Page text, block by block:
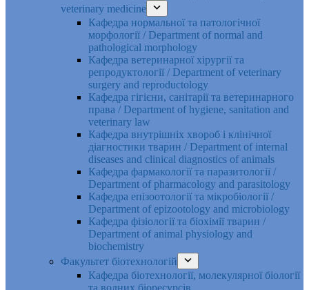
veterinary medicine
Кафедра нормальної та патологічної
морфології / Department of normal and
pathological morphology
Кафедра ветеринарної хірургії та
репродуктології / Department of veterinary
surgery and reproductology
Кафедра гігієни, санітарії та ветеринарного
права / Department of hygiene, sanitation and
veterinary law
Кафедра внутрішніх хвороб і клінічної
діагностики тварин / Department of internal
diseases and clinical diagnostics of animals
Кафедра фармакології та паразитології /
Department of pharmacology and parasitology
Кафедра епізоотології та мікробіології /
Department of epizootology and microbiology
Кафедра фізіології та біохімії тварин /
Department of animal physiology and
biochemistry
Факультет біотехнологій
Кафедра біотехнології, молекулярної біології
та водних біоресурсів